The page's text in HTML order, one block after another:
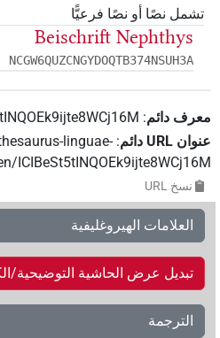
تشمل نصًا أو نصًا فرعيًّا
Beischrift Nephthys
NCGW6QUZCNGYDOQTB374NSUH3A
معرف دائم:
عنوان‏ ‏URL‏ دائم :
linguae-
ICIBeSt5tINQOEk9ijte8WCj16M
نسخ‏ ‏URL
العلامات الهيروغليفية
تبديل عرض الحاشية التوضيحية/
الترجمة